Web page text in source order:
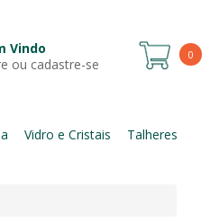
0
Vindo
ou cadastre-se
Vidro e Cristais Talheres